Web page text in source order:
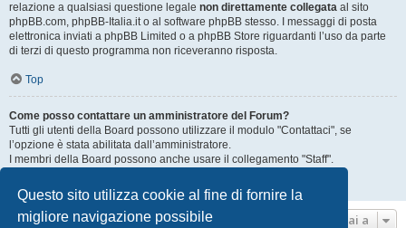
Questo sito utilizza cookie al fine di fornire la
migliore navigazione possibile
relazione a qualsiasi questione legale non direttamente collegata al sito
phpBB.com, phpBB-Italia.it o al software phpBB stesso. I messaggi di posta
elettronica inviati a phpBB Limited o a phpBB Store riguardanti l’uso da parte
di terzi di questo programma non riceveranno risposta.
Top
Come posso contattare un amministratore del Forum?
Tutti gli utenti della Board possono utilizzare il modulo "Contattaci", se
l’opzione è stata abilitata dall’amministratore.
I membri della Board possono anche usare il collegamento "Staff".
Top
Vai a